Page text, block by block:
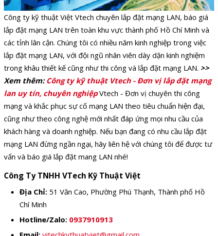
Công ty kỹ thuật Việt Vtech chuyên lắp đặt mạng LAN, báo giá
lắp đặt mạng LAN trên toàn khu vực thành phố Hồ Chí Minh và
các tỉnh lân cận. Chúng tôi có nhiều năm kinh nghiệp trong việc
lắp đặt mạng LAN, với đội ngũ nhân viên dày dặn kinh nghiệm
trong khâu thiết kế cũng như thi công và lắp đặt mạng LAN. >>
Xem thêm: Công ty kỹ thuật Vtech - Đơn vị lắp đặt mạng
lan uy tín, chuyên nghiệpVtech - Đơn vị chuyên thi công
mạng và khắc phục sự cố mạng LAN theo tiêu chuẩn hiện đại,
cũng như theo công nghệ mới nhất đáp ứng mọi nhu cầu của
khách hàng và doanh nghiệp. Nếu bạn đang có nhu cầu lắp đặt
mạng LAN đừng ngần ngại, hãy liên hệ với chúng tôi để được tư
vấn và báo giá lắp đặt mang LAN nhé!
Công Ty TNHH VTech Kỹ Thuật Việt
Địa Chỉ: 51 Văn Cao, Phường Phú Thạnh, Thành phố Hồ
Chí Minh
Hotline/Zalo: 0937910913